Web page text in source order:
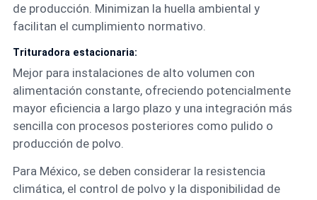
de producción. Minimizan la huella ambiental y
facilitan el cumplimiento normativo.
Trituradora estacionaria:
Mejor para instalaciones de alto volumen con
alimentación constante, ofreciendo potencialmente
mayor eficiencia a largo plazo y una integración más
sencilla con procesos posteriores como pulido o
producción de polvo.
Para México, se deben considerar la resistencia
climática, el control de polvo y la disponibilidad de